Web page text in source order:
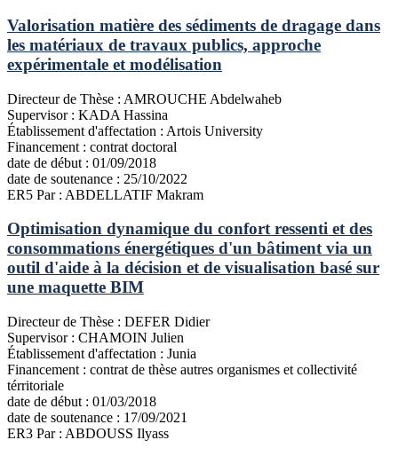
Valorisation matière des sédiments de dragage dans
les matériaux de travaux publics, approche
expérimentale et modélisation
Directeur de Thèse : AMROUCHE Abdelwaheb
Supervisor : KADA Hassina
Établissement d'affectation : Artois University
Financement : contrat doctoral
date de début : 01/09/2018
date de soutenance : 25/10/2022
ER5 Par : ABDELLATIF Makram
Optimisation dynamique du confort ressenti et des
consommations énergétiques d'un bâtiment via un
outil d'aide à la décision et de visualisation basé sur
une maquette BIM
Directeur de Thèse : DEFER Didier
Supervisor : CHAMOIN Julien
Établissement d'affectation : Junia
Financement : contrat de thèse autres organismes et collectivité
térritoriale
date de début : 01/03/2018
date de soutenance : 17/09/2021
ER3 Par : ABDOUSS Ilyass